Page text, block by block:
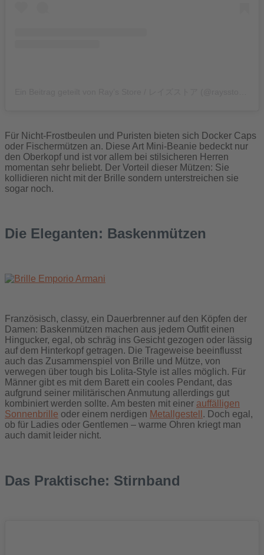
Für Nicht-Frostbeulen und Puristen bieten sich Docker Caps
oder Fischermützen an. Diese Art Mini-Beanie bedeckt nur
den Oberkopf und ist vor allem bei stilsicheren Herren
momentan sehr beliebt. Der Vorteil dieser Mützen: Sie
kollidieren nicht mit der Brille sondern unterstreichen sie
sogar noch.
Die Eleganten: Baskenmützen
Französisch, classy, ein Dauerbrenner auf den Köpfen der
Damen: Baskenmützen machen aus jedem Outfit einen
Hingucker, egal, ob schräg ins Gesicht gezogen oder lässig
auf dem Hinterkopf getragen. Die Trageweise beeinflusst
auch das Zusammenspiel von Brille und Mütze, von
verwegen über tough bis Lolita-Style ist alles möglich. Für
Männer gibt es mit dem Barett ein cooles Pendant, das
aufgrund seiner militärischen Anmutung allerdings gut
kombiniert werden sollte. Am besten mit einer auffälligen
Sonnenbrille oder einem nerdigen Metallgestell . Doch egal,
ob für Ladies oder Gentlemen – warme Ohren kriegt man
auch damit leider nicht.
Das Praktische: Stirnband